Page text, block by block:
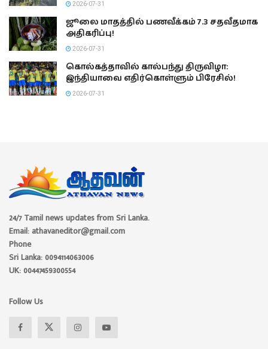
2026-07-31
ஜூலை மாதத்தில் பணவீக்கம் 7.3 சதவீதமாக
அதிகரிப்பு!
2026-07-31
கொல்கத்தாவில் கால்பந்து திருவிழா:
இந்தியாவை எதிர்கொள்ளும் பிரேசில்!
2026-07-31
24/7 Tamil news updates from Sri Lanka.
Email: athavaneditor@gmail.com
Phone
Sri Lanka: 0094114063006
UK: 00447459300554
Follow Us